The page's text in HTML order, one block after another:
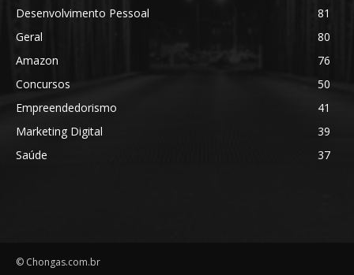
Desenvolvimento Pessoal
81
Geral
80
Amazon
76
Concursos
50
Empreendedorismo
41
Marketing Digital
39
Saúde
37
© Chongas.com.br